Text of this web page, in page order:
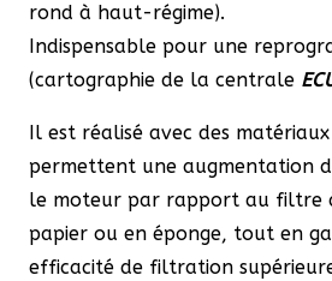
rond à haut-régime).
Indispensable pour une
(cartographie de la centrale
Il est réalisé avec des
permettent une augmentation
le moteur par rapport au filtre
papier ou en éponge, tout en
efficacité de filtration